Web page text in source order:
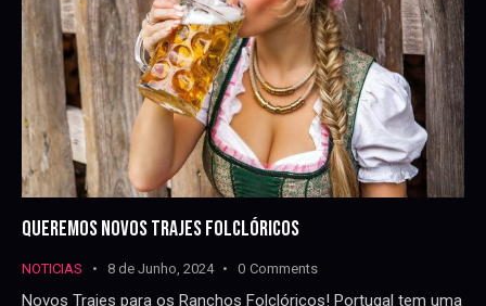
QUEREMOS NOVOS TRAJES FOLCLÓRICOS
NOTICIAS 8 de Junho, 2024 0 Comments
Novos Trajes para os Ranchos Folclóricos! Portugal tem uma